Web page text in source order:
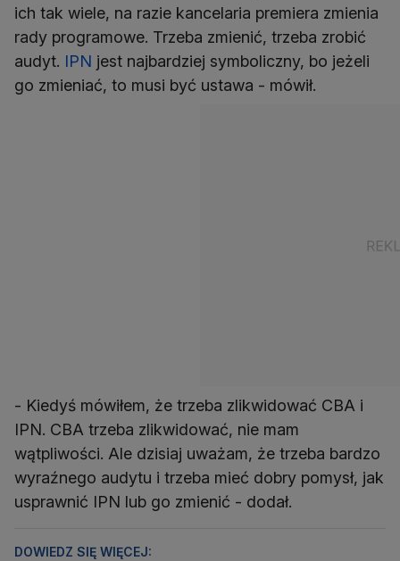
ich tak wiele, na razie kancelaria premiera zmienia
rady programowe. Trzeba zmienić, trzeba zrobić
audyt. IPN jest najbardziej symboliczny, bo jeżeli
go zmieniać, to musi być ustawa - mówił.
- Kiedyś mówiłem, że trzeba zlikwidować CBA i
IPN. CBA trzeba zlikwidować, nie mam
wątpliwości. Ale dzisiaj uważam, że trzeba bardzo
wyraźnego audytu i trzeba mieć dobry pomysł, jak
usprawnić IPN lub go zmienić - dodał.
DOWIEDZ SIĘ WIĘCEJ: